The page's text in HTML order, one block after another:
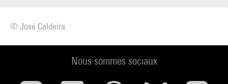
© José Caldeira
Nous sommes sociaux